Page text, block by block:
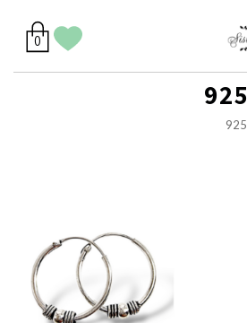
יש
לך
0מוצרים
בסל
הווישליסט